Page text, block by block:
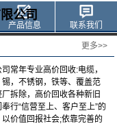
公司
产品信息 联系我们
更多>>
常年专业高价回收:电缆，
，不锈钢，铁等、覆盖范
拆除，高价回收各种新旧
行“信营至上、客户至上”的
价值回报社会;依靠完善的